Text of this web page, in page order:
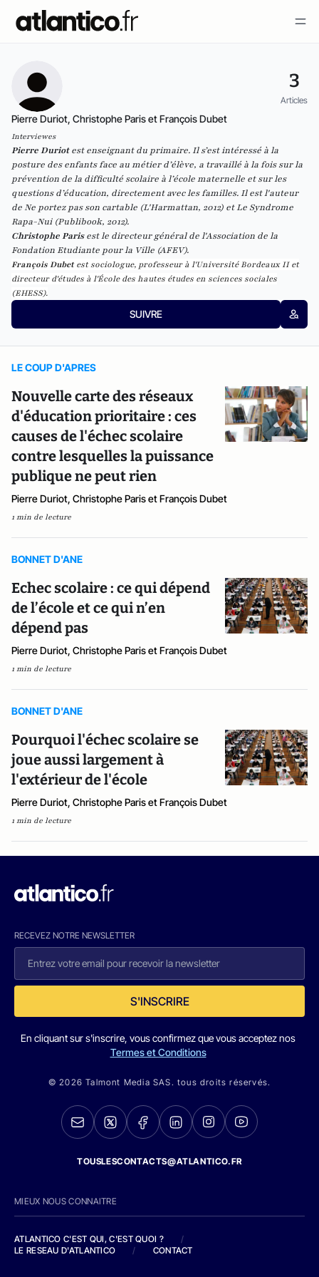
3
Articles
Pierre Duriot, Christophe Paris et François Dubet
Interviewes
Pierre Duriotest enseignant du primaire.Il s’est intéressé à la
posture des enfants face au métier d’élève, a travaillé à la fois sur la
prévention de la difficulté scolaire à l’école maternelle et sur les
questions d’éducation, directement avec les familles. Il est l'auteur
deNe portez pas son cartable (L'Harmattan, 2012) etLe Syndrome
Rapa-Nui(Publibook, 2012).
Christophe Parisest le directeur général de l'Association de la
Fondation Etudiante pour la Ville (AFEV).
François Dubetest sociologue, professeur à l'Université Bordeaux II et
directeur d'études à l'École des hautes études en sciences sociales
(EHESS).
SUIVRE
LE COUP D'APRES
Nouvelle carte des réseaux
d'éducation prioritaire : ces
causes de l'échec scolaire
contre lesquelles la puissance
publique ne peut rien
Pierre Duriot, Christophe Paris et François Dubet
1 min de lecture
BONNET D'ANE
Echec scolaire : ce qui dépend
de l’école et ce qui n’en
dépend pas
Pierre Duriot, Christophe Paris et François Dubet
1 min de lecture
BONNET D'ANE
Pourquoi l'échec scolaire se
joue aussi largement à
l'extérieur de l'école
Pierre Duriot, Christophe Paris et François Dubet
1 min de lecture
RECEVEZ NOTRE NEWSLETTER
S'INSCRIRE
En cliquant sur s'inscrire, vous confirmez que vous acceptez nos
Termes et Conditions
© 2026 Talmont Media SAS. tous droits réservés.
TOUSLESCONTACTS@ATLANTICO.FR
MIEUX NOUS CONNAITRE
ATLANTICO C'EST QUI, C'EST QUOI ?
/
LE RESEAU D'ATLANTICO
/ CONTACT